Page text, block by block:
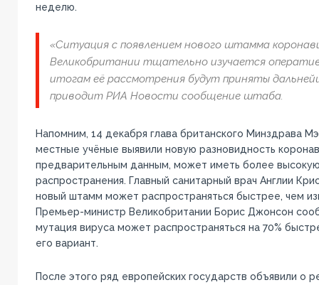
неделю.
«Ситуация с появлением нового штамма
Великобритании тщательно изучается
итогам её рассмотрения будут приняты
приводит РИА Новости сообщение штаба.
Напомним, 14 декабря глава британского Минздрава
местные учёные выявили новую разновидность
предварительным данным, может иметь более
распространения. Главный санитарный врач Англии
новый штамм может распространяться быстрее, чем
Премьер-министр Великобритании Борис Джонсон
мутация вируса может распространяться на 70%
его вариант.
После этого ряд европейских государств объявили о